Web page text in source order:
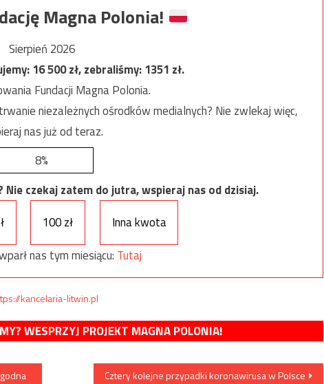
Magna Polonia!
Sierpień 2026
16 500zł, zebraliśmy:1351 zł.
Fundacji Magna Polonia.
niezależnych ośrodków medialnych? Nie zwlekaj więc,
nas już od teraz.
8%
czekaj zatem do jutra, wspieraj nas od dzisiaj.
100 zł
Inna kwota
nas tym miesiącu: Tutaj
kancelaria-litwin.pl
WESPRZYJ PROJEKT MAGNA POLONIA!
Cztery kolejne przypadki koronawirusa w Polsce